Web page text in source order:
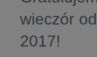
wieczór
2017!